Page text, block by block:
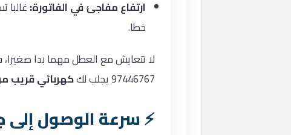
ارتفاع مفاجئ في الفاتورة:
خطا.
لا تتعايش مع العطل مهما بدا
97446767 يجلب لك
كهربائي قريب
سرعة الوصول